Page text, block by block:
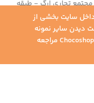
تجاری ارگ - طبقه
داخل سایت بخشی از
دیدن سایر نمونه
ها به پیج اینستاگرام Chocoshop_decor مراجعه